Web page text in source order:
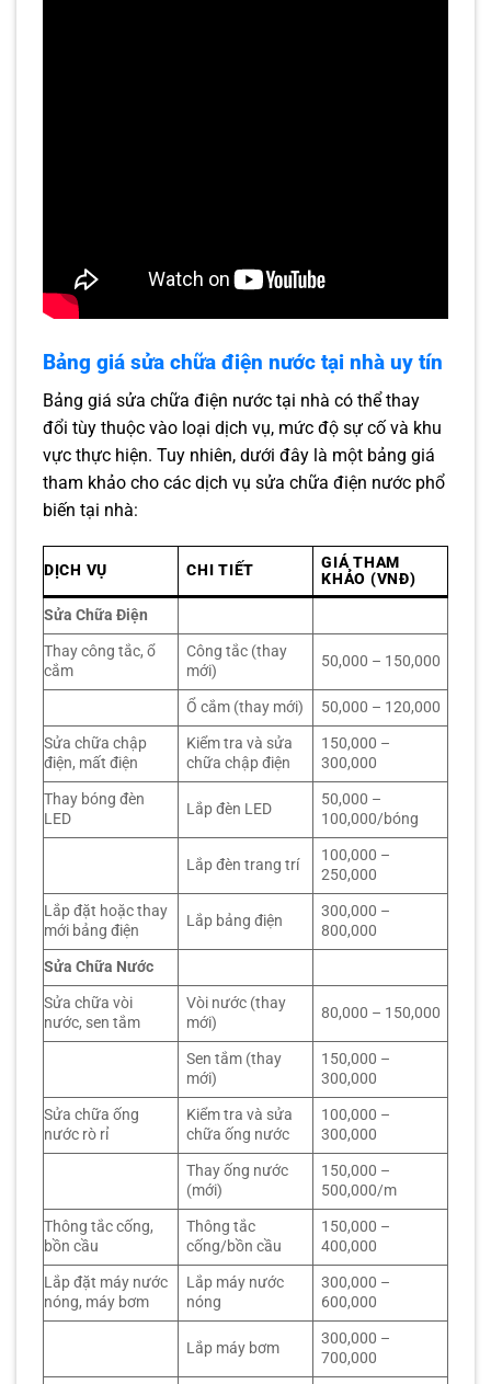
Bảng giá sửa chữa điện nước tại nhà uy tín
Bảng giá sửa chữa điện nước tại nhà có thể thay
đổi tùy thuộc vào loại dịch vụ, mức độ sự cố và khu
vực thực hiện. Tuy nhiên, dưới đây là một bảng giá
tham khảo cho các dịch vụ sửa chữa điện nước phổ
biến tại nhà:
DỊCH VỤ CHI TIẾT
GIÁ THAM
KHẢO (VNĐ)
Sửa Chữa Điện
Thay công tắc, ổ
cắm
Công tắc (thay
mới)
50,000 – 150,000
Ổ cắm (thay mới)
50,000 – 120,000
Sửa chữa chập
điện, mất điện
Kiểm tra và sửa
chữa chập điện
150,000 –
300,000
Thay bóng đèn
LED
Lắp đèn LED
50,000 –
100,000/bóng
Lắp đèn trang trí
100,000 –
250,000
Lắp đặt hoặc thay
mới bảng điện
Lắp bảng điện
300,000 –
800,000
Sửa Chữa Nước
Sửa chữa vòi
nước, sen tắm
Vòi nước (thay
mới)
80,000 – 150,000
Sen tắm (thay
mới)
150,000 –
300,000
Sửa chữa ống
nước rò rỉ
Kiểm tra và sửa
chữa ống nước
100,000 –
300,000
Thay ống nước
(mới)
150,000 –
500,000/m
Thông tắc cống,
bồn cầu
Thông tắc
cống/bồn cầu
150,000 –
400,000
Lắp đặt máy nước
nóng, máy bơm
Lắp máy nước
nóng
300,000 –
600,000
Lắp máy bơm
300,000 –
700,000